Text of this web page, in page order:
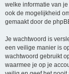
welke informatie van
ook de mogelijkheid
gemaakt door de
Je wachtwoord is
een veilige manier is
wachtwoord gebruikt
waarmee je op je